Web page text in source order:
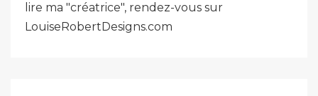
lire ma "créatrice", rendez-vous sur
LouiseRobertDesigns.com